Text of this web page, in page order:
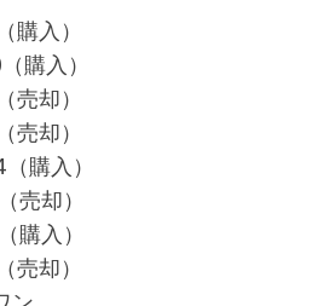
購入）
購入）
売却）
売却）
購入）
売却）
購入）
売却）